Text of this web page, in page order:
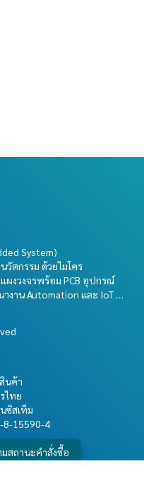
System)
ตกรรม ด้วยไมโคร
ผงวงจรพร้อม PCB อุปกรณ์
าน Automation และ IoT …
นค้า
ไทย
สเท็ม
8-15590-4
สถานะคำสั่งซื้อ